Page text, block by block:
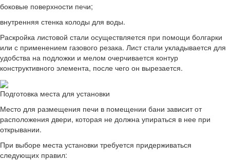
боковые поверхности печи;
внутренняя стенка колоды для воды.
Раскройка листовой стали осуществляется при помощи болгарки
или с применением газового резака. Лист стали укладывается для
удобства на подложки и мелом очерчивается контур
конструктивного элемента, после чего он вырезается.
Подготовка места для установки
Место для размещения печи в помещении бани зависит от
расположения двери, которая не должна упираться в нее при
открывании.
При выборе места установки требуется придерживаться
следующих правил: